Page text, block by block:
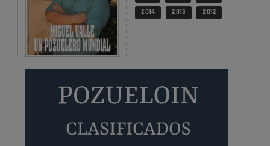
Pozuelo de Alarcón
Quejas por el deterioro de
la limpieza …
Pozuelo de Alarcón
🔴 EXCLUSIVA | El comisario
de la …
2 014 2 013 2 012